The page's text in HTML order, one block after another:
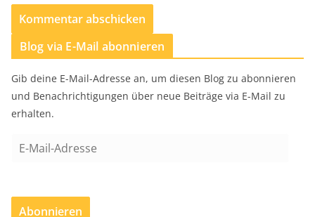
Blog via E-Mail abonnieren
Gib deine E-Mail-Adresse an, um diesen Blog zu abonnieren
und Benachrichtigungen über neue Beiträge via E-Mail zu
erhalten.
a
Abonnieren